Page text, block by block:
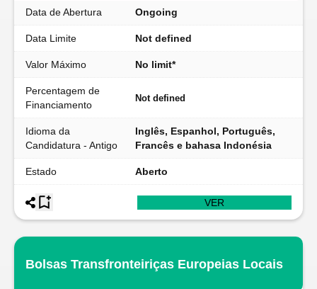
Data de Abertura Ongoing
Data Limite Not defined
Valor Máximo No limit*
Percentagem de
Financiamento
Not defined
Idioma da
Candidatura - Antigo
Inglês, Espanhol, Português,
Francês e bahasa Indonésia
Estado Aberto
VER
Bolsas Transfronteiriças Europeias Locais